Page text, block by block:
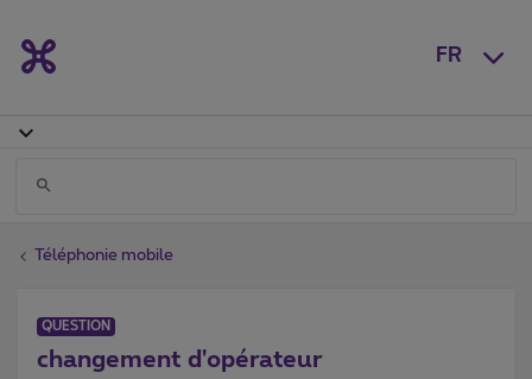
FR
Téléphonie mobile
QUESTION
changement d'opérateur